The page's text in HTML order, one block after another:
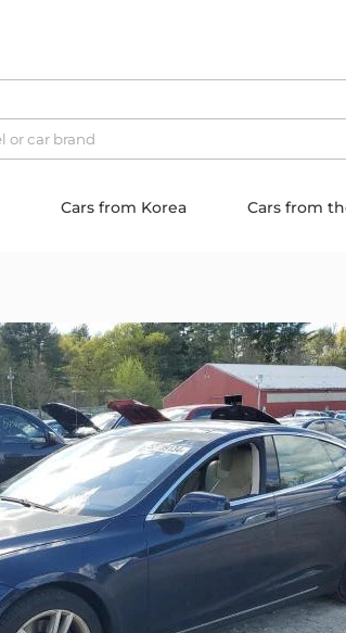
Cars from Korea Cars from